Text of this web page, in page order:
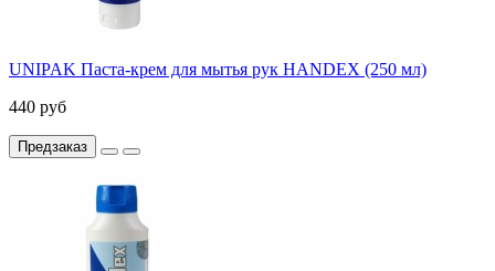
UNIPAK Паста-крем для мытья рук HANDEX (250 мл)
440 руб
Предзаказ